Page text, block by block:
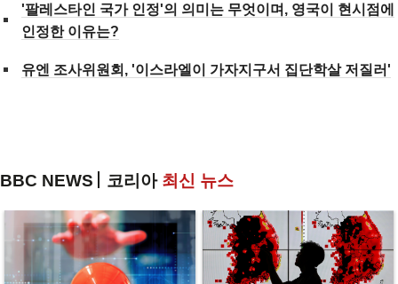
'팔레스타인 국가 인정'의 의미는 무엇이며, 영국이 현시점에
인정한 이유는?
유엔 조사위원회, '이스라엘이 가자지구서 집단학살 저질러'
BBC NEWS 코리아 최신 뉴스